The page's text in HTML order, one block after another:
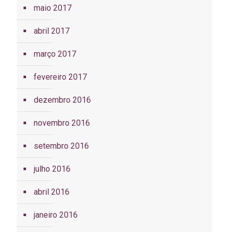
maio 2017
abril 2017
março 2017
fevereiro 2017
dezembro 2016
novembro 2016
setembro 2016
julho 2016
abril 2016
janeiro 2016